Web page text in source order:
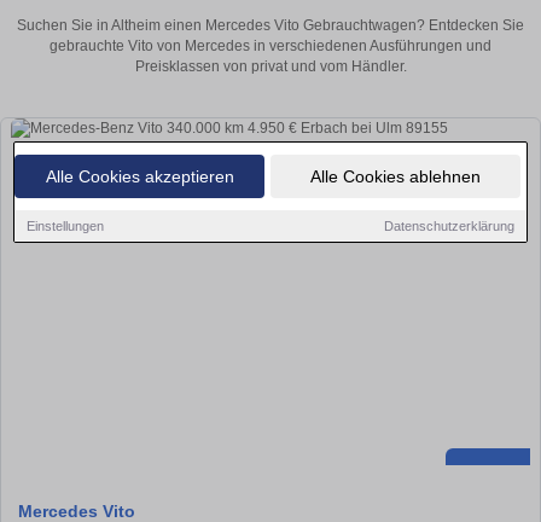
Alle Cookies akzeptieren Alle Cookies ablehnen
Einstellungen Datenschutzerklärung
Suchen Sie in Altheim einen Mercedes Vito Gebrauchtwagen? Entdecken Sie
gebrauchte Vito von Mercedes in verschiedenen Ausführungen und
Preisklassen von privat und vom Händler.
Mercedes Vito